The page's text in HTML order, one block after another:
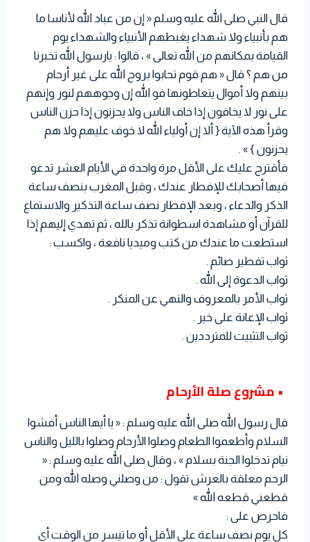
قال النبي صلى الله عليه وسلم « إن من عباد الله لأناسا ما
هم بأنبياء ولا شهداء يغبطهم الأنبياء والشهداء يوم
القيامة بمكانهم من الله تعالى » ، قالوا : يارسول الله تخبرنا
من هم ؟ قال « هم قوم تحابوا بروح الله على غير أرحام
بينهم ولا أموال يتعاطونها فو الله إن وجوههم لنور وإنهم
على نور لا يخافون إذا خاف الناس ولا يحزنون إذا حزن الناس
وقرأ هذه الآية { ألا إن أولياء الله لا خوف عليهم ولا هم
يحزنون } » .
فأقترح عليك على الأقل مرة واحدة في الأيام العشر تدعو
فيها أصحابك للإفطار عندك ، وقبل المغرب بنصف ساعة
الذكر والدعاء ، وبعد الإفطار نصف ساعة التذكير والاستماع
للقرآن أو مشاهدة اسطوانة تذكر بالله ، ثم تهدي إليهم إذا
استطعت ما عندك من كتب وميديا نافعة ، واكسب :
ثواب تفطير صائم .
ثواب الدعوة إلى الله .
ثواب الأمر بالمعروف والنهي عن المنكر .
ثواب الإعانة على خير .
ثواب التثبيت للمترددين .
• مشروع صلة الأرحام
قال رسول الله صلى الله عليه وسلم : « يا أيها الناس أفشوا
السلام وأطعموا الطعام وصلوا الأرحام وصلوا بالليل والناس
نيام تدخلوا الجنة بسلام » ، وقال صلى الله عليه وسلم : «
الرحم معلقة بالعرش تقول : من وصلني وصله الله ومن
قطعني قطعه الله »
فاحرص على :
كل يوم نصف ساعة على الأقل أو ما تيسر من الوقت أي